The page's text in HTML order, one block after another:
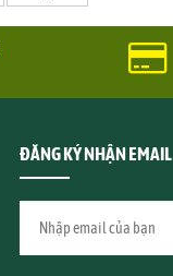
ĐĂNG KÝ NHẬN EMAIL